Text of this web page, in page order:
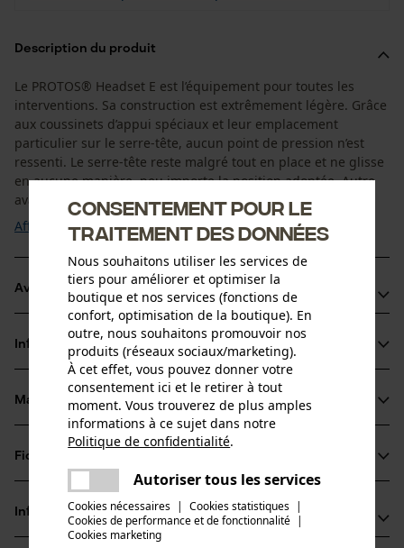
Description du produit
Le PROTOS® Headset E est l’équipement pour toutes les
interventions. Sa construction est extrêmement légère. Grâce
aux coussinets d’appui spéciaux et leur emplacement
particulier sur le serre-tête, aucun point de pression n’est
ressenti. Le serre-tête reste malgré tout en place et ne glisse
en aucune manière, peu importe la position adoptée. Autre
avantage, un large choix de ...
Afficher plus
Avantages du produit
Les protections auditives sont rabattables et ne prennent
pas de place
Pas de parties saillantes
Coquilles anti-bruit remplaçables
Informations sur le produit
Détails du produit
Type dactivité
Séjour dans un environnement bruyant, Protéger
Groupe dâge
Matériau & entretien
Matériau
Détails du rembourrage
serre-tête matelassé, coussinets pour oreilles
Fiches techniques
Mode d'emploi (PDF)
Informations fabricant
Consentement pour le
traitement des données
Nous souhaitons utiliser les services de
tiers pour améliorer et optimiser la
boutique et nos services (fonctions de
confort, optimisation de la boutique). En
outre, nous souhaitons promouvoir nos
produits (réseaux sociaux/marketing).
À cet effet, vous pouvez donner votre
consentement ici et le retirer à tout
moment. Vous trouverez de plus amples
informations à ce sujet dans notre
Politique de confidentialité.
Autoriser tous les services
Cookies nécessaires | Cookies statistiques |
Cookies de performance et de fonctionnalité |
Cookies marketing
Une erreur s'est produite. Veuillez
essayer encore.
partager
partager
mail